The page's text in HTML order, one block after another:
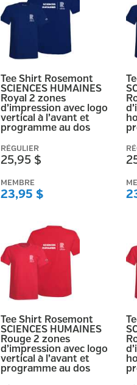
Tee Shirt Rosemont
SCIENCES HUMAINES
Royal 2 zones
d’impression avec logo
vertical à l’avant et
programme au dos
RÉGULIER
25,95 $
MEMBRE
23,95 $
Tee Shirt Rosemont
SCIENCES HUMAINES
Rouge 2 zones
d’impression avec logo
vertical à l’avant et
programme au dos